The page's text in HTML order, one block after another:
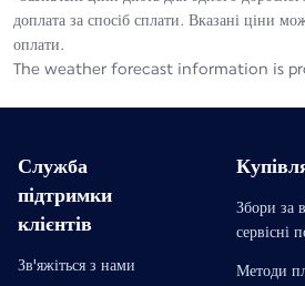
доплата за спосіб сплати. Вказані ціни
оплати.
The weather forecast information is
Служба
підтримки
клієнтів
Зв'яжіться з нами
Збори за
сервісні
Методи